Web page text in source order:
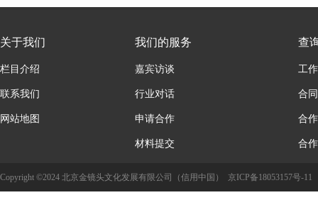
关于我们
栏目介绍
联系我们
网站地图
我们的服务
嘉宾访谈
行业对话
申请合作
材料提交
查
工
合
合
合
Copyright ©2024 北京金镜头文化发展有限公司（信用中国） 京ICP备18053157号-11